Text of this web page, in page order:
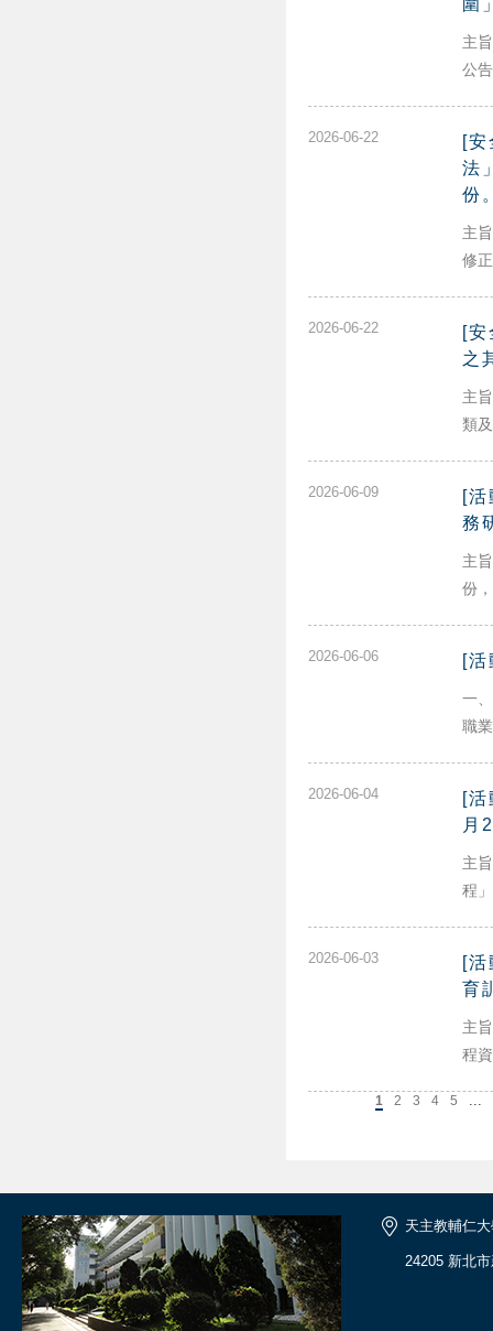
圍
主
公
2026-06-22
[安
法
份
主
修
2026-06-22
[安
之
主
類
2026-06-09
[
務
主
份
2026-06-06 [
一
職
2026-06-04
[
月
主
程
2026-06-03
[
育
主
程
1 2 3 4 5 ...
天主教輔仁
24205 新北